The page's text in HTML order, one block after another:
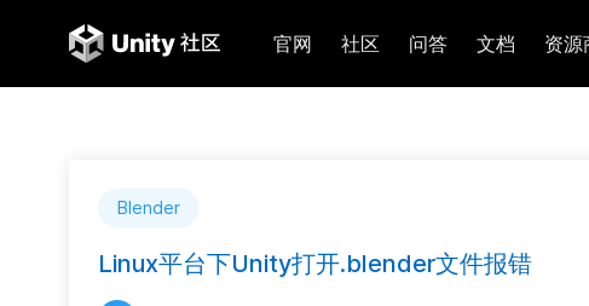
官网 社区 问答 文档 资源
Blender
Linux平台下Unity打开.blender文件报错